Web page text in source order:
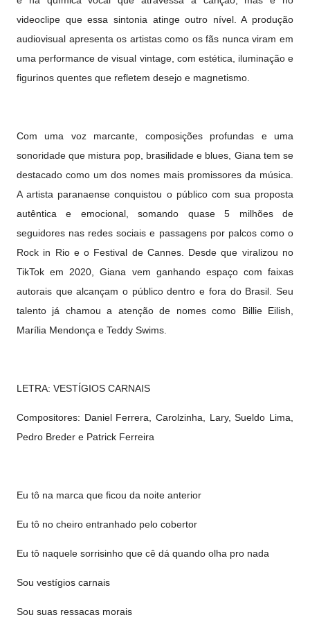
videoclipe que essa sintonia atinge outro nível. A produção
audiovisual apresenta os artistas como os fãs nunca viram em
uma performance de visual vintage, com estética, iluminação e
figurinos quentes que refletem desejo e magnetismo.
Com uma voz marcante, composições profundas e uma
sonoridade que mistura pop, brasilidade e blues, Giana tem se
destacado como um dos nomes mais promissores da música.
A artista paranaense conquistou o público com sua proposta
autêntica e emocional, somando quase 5 milhões de
seguidores nas redes sociais e passagens por palcos como o
Rock in Rio e o Festival de Cannes. Desde que viralizou no
TikTok em 2020, Giana vem ganhando espaço com faixas
autorais que alcançam o público dentro e fora do Brasil. Seu
talento já chamou a atenção de nomes como Billie Eilish,
Marília Mendonça e Teddy Swims.
LETRA: VESTÍGIOS CARNAIS
Compositores: Daniel Ferrera, Carolzinha, Lary, Sueldo Lima,
Pedro Breder e Patrick Ferreira
Eu tô na marca que ficou da noite anterior
Eu tô no cheiro entranhado pelo cobertor
Eu tô naquele sorrisinho que cê dá quando olha pro nada
Sou vestígios carnais
Sou suas ressacas morais